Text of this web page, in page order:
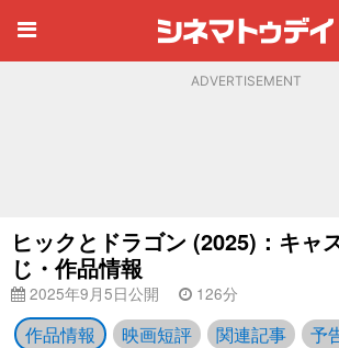
ADVERTISEMENT
ヒックとドラゴン (2025)：キャ
じ・作品情報
2025年9月5日公開 126分
作品情報 映画短評 関連記事 予